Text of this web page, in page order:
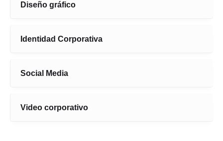
Diseño gráfico
Identidad Corporativa
Social Media
Video corporativo